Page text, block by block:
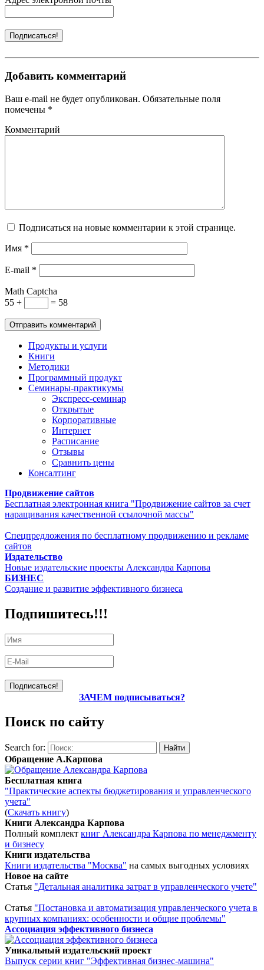
Добавить комментарий
Ваш e-mail не будет опубликован. Обязательные поля
помечены *
Комментарий
Подписаться на новые комментарии к этой странице.
Имя *
E-mail *
Math Captcha
55 +
= 58
Продукты и услуги
Книги
Методики
Программный продукт
Семинары-практикумы
Экспресс-семинар
Открытые
Корпоративные
Интернет
Расписание
Отзывы
Сравнить цены
Консалтинг
Продвижение сайтов
Бесплатная электронная книга "Продвижение сайтов за счет
наращивания качественной ссылочной массы"
Спецпредложения по бесплатному продвижению и рекламе
сайтов
Издательство
Новые издательские проекты Александра Карпова
БИЗНЕС
Создание и развитие эффективного бизнеса
Подпишитесь!!!
ЗАЧЕМ подписываться?
Поиск по сайту
Search for:
Обращение А.Карпова
Бесплатная книга
"Практические аспекты бюджетирования и управленческого
учета"
(Скачать книгу)
Книги Александра Карпова
Полный комплект книг Александра Карпова по менеджменту
и бизнесу
Книги издательства
Книги издательства "Москва" на самых выгодных условиях
Новое на сайте
Статья "Детальная аналитика затрат в управленческого учете"
Статья "Постановка и автоматизация управленческого учета в
крупных компаниях: особенности и общие проблемы"
Ассоциация эффективного бизнеса
Уникальный издательский проект
Выпуск серии книг "Эффективная бизнес-машина"